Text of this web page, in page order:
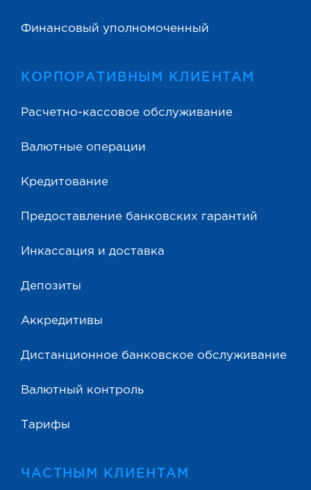
Финансовый уполномоченный
КОРПОРАТИВНЫМ КЛИЕНТАМ
Расчетно-кассовое обслуживание
Валютные операции
Кредитование
Предоставление банковских гарантий
Инкассация и доставка
Депозиты
Аккредитивы
Дистанционное банковское обслуживание
Валютный контроль
Тарифы
ЧАСТНЫМ КЛИЕНТАМ